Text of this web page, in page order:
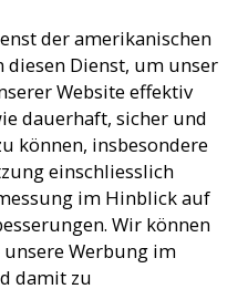
der amerikanischen
diesen Dienst, um unser
Website effektiv
dauerhaft, sicher und
können, insbesondere
einschliesslich
im Hinblick auf
Wir können
Werbung im
damit zu